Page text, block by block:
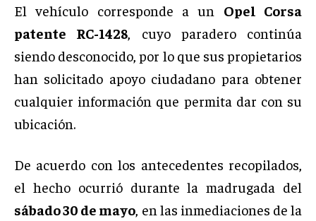
El vehículo corresponde a un Opel Corsa
patente RC-1428 , cuyo paradero continúa
siendo desconocido, por lo que sus propietarios
han solicitado apoyo ciudadano para obtener
cualquier información que permita dar con su
ubicación.
De acuerdo con los antecedentes recopilados,
el hecho ocurrió durante la madrugada del
sábado 30 de mayo , en las inmediaciones de la